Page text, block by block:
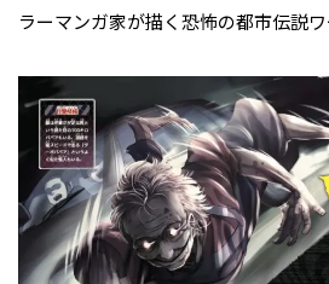
ラーマンガ家が描く恐怖の都市伝説ワ